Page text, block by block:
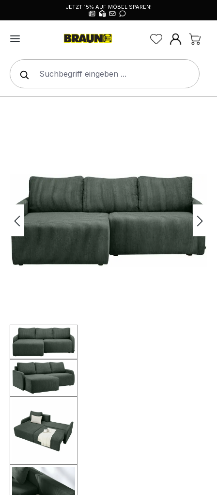
JETZT 15% AUF MÖBEL SPAREN!